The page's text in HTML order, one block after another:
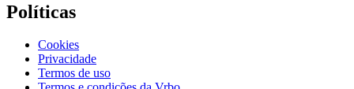
Políticas
Cookies
Privacidade
Termos de uso